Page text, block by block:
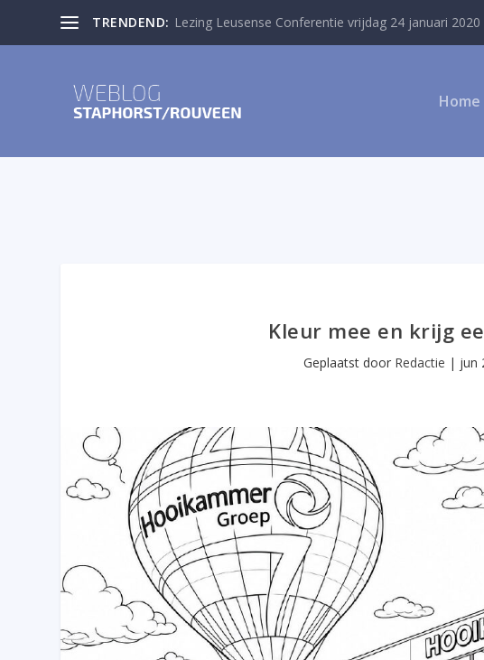
TRENDEND: Lezing Leusense Conferentie vrijdag 24 januari 2020
Home
Kleur mee en krijg
Geplaatst door Redactie | jun